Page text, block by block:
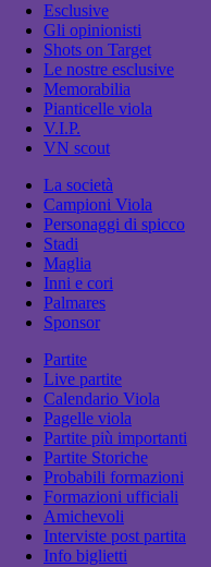
Esclusive
Gli opinionisti
Shots on Target
Le nostre esclusive
Memorabilia
Pianticelle viola
V.I.P.
VN scout
La società
Campioni Viola
Personaggi di spicco
Stadi
Maglia
Inni e cori
Palmares
Sponsor
Partite
Live partite
Calendario Viola
Pagelle viola
Partite più importanti
Partite Storiche
Probabili formazioni
Formazioni ufficiali
Amichevoli
Interviste post partita
Info biglietti